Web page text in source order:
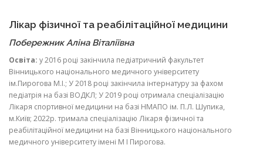
Лікар фізичної та реабілітаційної медицини
Побережник Аліна Віталіївна
Освіта: у 2016 році закінчила педіатричний факультет
Вінницького національного медичного університету
ім.Пирогова М.І.; У 2018 році закінчила інтернатуру за фахом
педіатрія на базі ВОДКЛ; У 2019 році отримала спеціалізацію
Лікаря спортивної медицини на базі НМАПО ім. П.Л. Шупика,
м.Київ; 2022р. тримала спеціалізацію Лікаря фізичної та
реабілітаційної медицини на базі Вінницького національного
медичного університету імені М І Пирогова.